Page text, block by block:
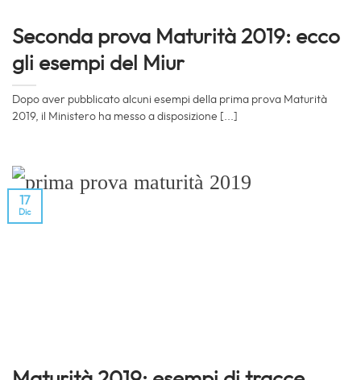
Seconda prova Maturità 2019: ecco
gli esempi del Miur
Dopo aver pubblicato alcuni esempi della prima prova Maturità
2019, il Ministero ha messo a disposizione [...]
17
Dic